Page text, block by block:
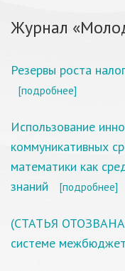
Журнал
Резервы роста
[подробнее]
Использование
коммуникативных
математики как
знаний
[подробнее]
(СТАТЬЯ
системе